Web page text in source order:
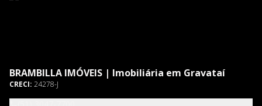
BRAMBILLA IMÓVEIS | Imobiliária em Gravataí
CRECI: 24278-J